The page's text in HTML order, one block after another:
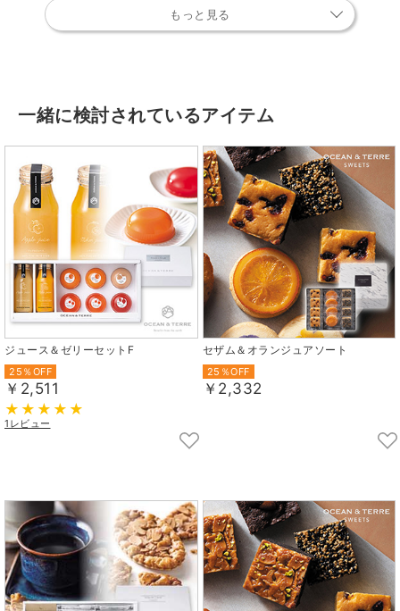
もっと見る
一緒に検討されているアイテム
ジュース＆ゼリーセットF
25％OFF
￥2,511
1レビュー
セザム＆オランジュアソート
25％OFF
￥2,332